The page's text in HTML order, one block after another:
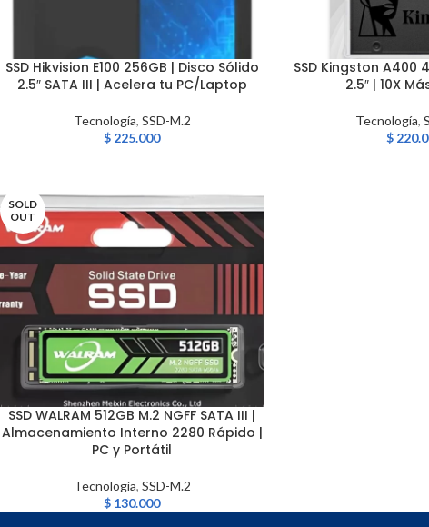
LEER MÁS
SSD Hikvision E100 256GB | Disco Sólido
2.5″ SATA III | Acelera tu PC/Laptop
Tecnología, SSD-M.2
$ 225.000
LEER MÁS
SSD Kingston A400
2.5″ | 10X
Tecnología,
$
SOLD
OUT
LEER MÁS
SSD WALRAM 512GB M.2 NGFF SATA III |
Almacenamiento Interno 2280 Rápido |
PC y Portátil
Tecnología, SSD-M.2
$ 130.000